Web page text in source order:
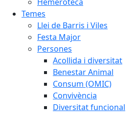
Temes
Llei de Barris i Viles
Festa Major
Persones
Acollida i diversitat
Benestar Animal
Consum (OMIC)
Convivència
Diversitat funcional